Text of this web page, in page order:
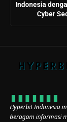
Indonesia
Cyber
Hyperbit Indonesia
beragam informasi